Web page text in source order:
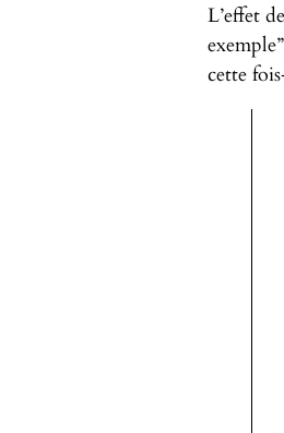
L’effet
cette